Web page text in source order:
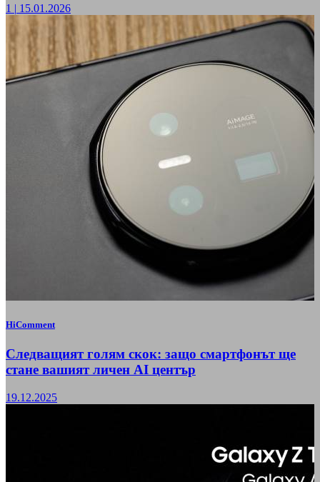
1 | 15.01.2026
HiComment
Следващият голям скок: защо смартфонът ще
стане вашият личен AI център
19.12.2025